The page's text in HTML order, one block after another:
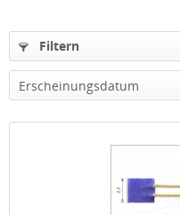
Filtern
Erscheinungsdatum